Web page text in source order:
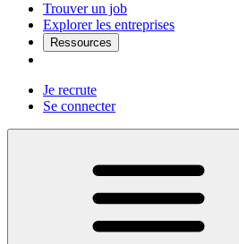
Trouver un job
Explorer les entreprises
Ressources
Je recrute
Se connecter